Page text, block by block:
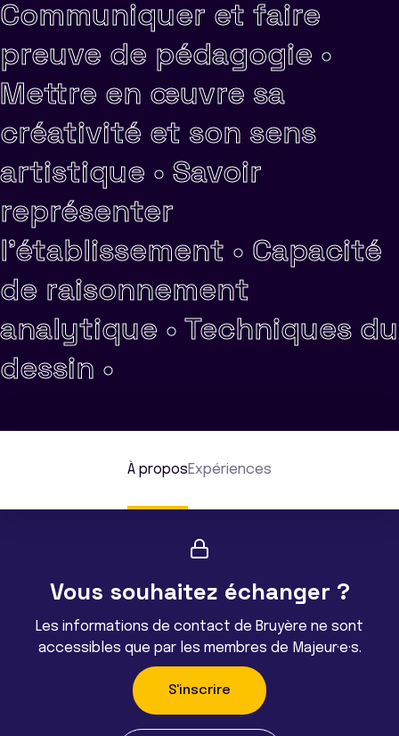
Communiquer et faire
preuve de pédagogie •
Mettre en œuvre sa
créativité et son sens
artistique • Savoir
représenter
l'établissement • Capacité
de raisonnement
analytique • Techniques du
dessin •
À proposExpériences
Vous souhaitez échanger ?
Les informations de contact de Bruyère ne sont
accessibles que par les membres de Majeur·e·s.
S'inscrire